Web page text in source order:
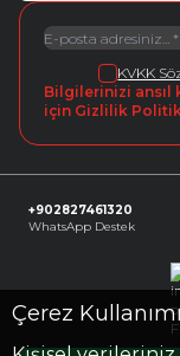
Çerez
KVKK
Bilgilerinizi ansıl
için Gizlilik
+902827461320
WhatsApp Destek